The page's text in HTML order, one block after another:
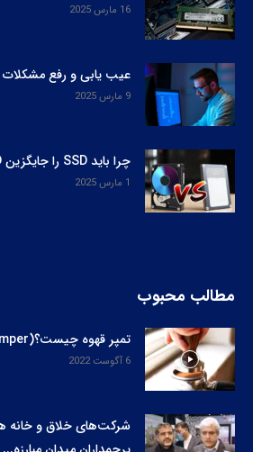
16 مارس 2025
عیب یابی و رفع
9 مارس 2025
چرا باید SSD را جایگزین HDD کنیم؟
1 مارس 2025
مطالب محبوب
تمپر قهوه چیست؟(Coffee Tamper)
6 آگوست 2022
شرکت‌های خلاق و خانه